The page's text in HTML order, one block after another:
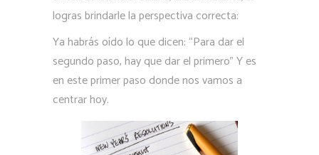
logras brindarle la perspectiva correcta:
Ya habrás oído lo que dicen: “Para dar el
segundo paso, hay que dar el primero” Y es
en este primer paso donde nos vamos a
centrar hoy.